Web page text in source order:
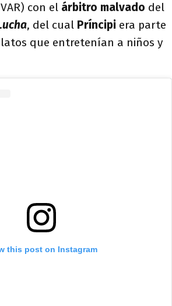
con el árbitro malvado del
, del cual Príncipi era parte
que entretenían a niños y
this post on Instagram